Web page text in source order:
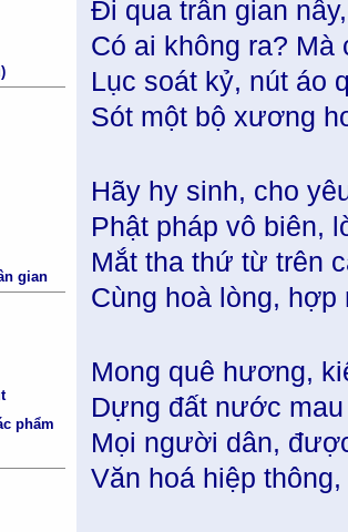
gian
phẩm
Đi qua trần gian
Có ai không ra?
Lục soát kỷ, nút áo
Sót một bộ xương
Hãy hy sinh, cho
Phật pháp vô biên,
Mắt tha thứ từ trên
Cùng hoà lòng,
Mong quê hương,
Dựng đất nước
Mọi người dân,
Văn hoá hiệp